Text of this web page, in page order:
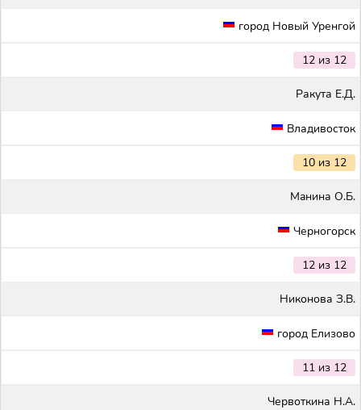
город Новый Уренгой
12 из 12
Ракута Е.Д.
Владивосток
10 из 12
Maнина О.Б.
Черногорск
12 из 12
Никонова З.В.
город Елизово
11 из 12
Червоткина Н.А.